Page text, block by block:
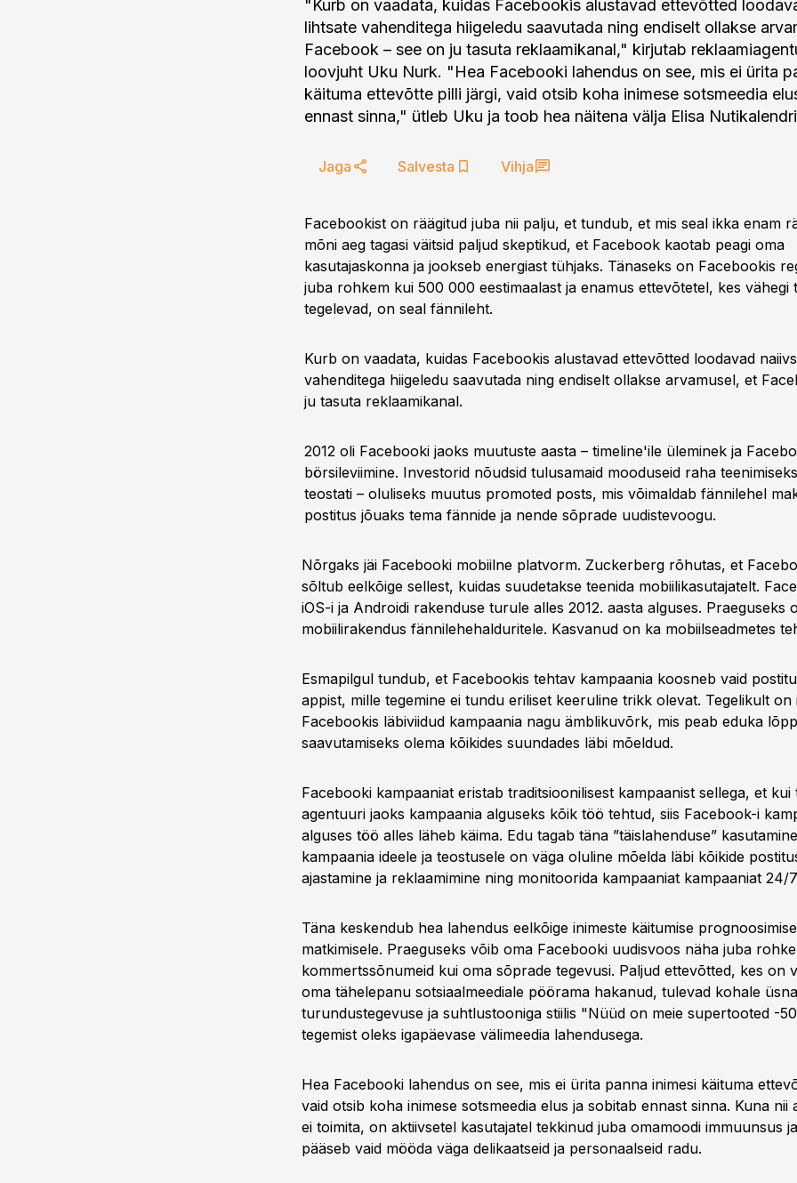
"Kurb on vaadata, kuidas Facebookis alustavad ettevõtted
lihtsate vahenditega hiigeledu saavutada ning endiselt ollakse
Facebook – see on ju tasuta reklaamikanal," kirjutab
loovjuht Uku Nurk. "Hea Facebooki lahendus on see, mis ei ürita
käituma ettevõtte pilli järgi, vaid otsib koha inimese sotsmeedia
ennast sinna," ütleb Uku ja toob hea näitena välja Elisa
Jaga Salvesta Vihja
Facebookist on räägitud juba nii palju, et tundub, et mis seal ikka enam
mõni aeg tagasi väitsid paljud skeptikud, et Facebook kaotab peagi oma
kasutajaskonna ja jookseb energiast tühjaks. Tänaseks on Facebookis
juba rohkem kui 500 000 eestimaalast ja enamus ettevõtetel, kes vähegi
tegelevad, on seal fännileht.
Kurb on vaadata, kuidas Facebookis alustavad ettevõtted loodavad
vahenditega hiigeledu saavutada ning endiselt ollakse arvamusel, et
ju tasuta reklaamikanal.
2012 oli Facebooki jaoks muutuste aasta – timeline'ile üleminek ja
börsileviimine. Investorid nõudsid tulusamaid mooduseid raha
teostati – oluliseks muutus promoted posts, mis võimaldab fännilehel
postitus jõuaks tema fännide ja nende sõprade uudistevoogu.
Nõrgaks jäi Facebooki mobiilne platvorm. Zuckerberg rõhutas, et
sõltub eelkõige sellest, kuidas suudetakse teenida mobiilikasutajatelt.
iOS-i ja Androidi rakenduse turule alles 2012. aasta alguses. Praeguseks
mobiilirakendus fännilehehalduritele. Kasvanud on ka mobiilseadmetes
Esmapilgul tundub, et Facebookis tehtav kampaania koosneb vaid
appist, mille tegemine ei tundu eriliset keeruline trikk olevat. Tegelikult on
Facebookis läbiviidud kampaania nagu ämblikuvõrk, mis peab eduka
saavutamiseks olema kõikides suundades läbi mõeldud.
Facebooki kampaaniat eristab traditsioonilisest kampaanist sellega, et kui
agentuuri jaoks kampaania alguseks kõik töö tehtud, siis Facebook-i
alguses töö alles läheb käima. Edu tagab täna ”täislahenduse”
kampaania ideele ja teostusele on väga oluline mõelda läbi kõikide
ajastamine ja reklaamimine ning monitoorida kampaaniat kampaaniat 24/
Täna keskendub hea lahendus eelkõige inimeste käitumise
matkimisele. Praeguseks võib oma Facebooki uudisvoos näha juba
kommertssõnumeid kui oma sõprade tegevusi. Paljud ettevõtted, kes on
oma tähelepanu sotsiaalmeediale pöörama hakanud, tulevad kohale
turundustegevuse ja suhtlustooniga stiilis "Nüüd on meie supertooted -
tegemist oleks igapäevase välimeedia lahendusega.
Hea Facebooki lahendus on see, mis ei ürita panna inimesi käituma
vaid otsib koha inimese sotsmeedia elus ja sobitab ennast sinna. Kuna nii
ei toimita, on aktiivsetel kasutajatel tekkinud juba omamoodi immuunsus
pääseb vaid mööda väga delikaatseid ja personaalseid radu.